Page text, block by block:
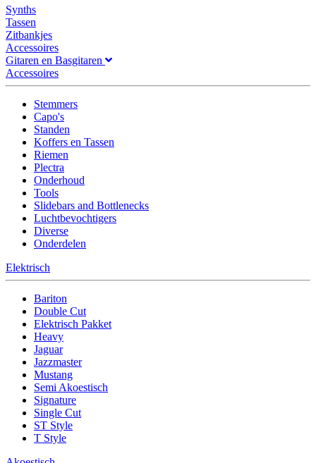
Synths
Tassen
Zitbankjes
Accessoires
Gitaren en Basgitaren
Accessoires
Stemmers
Capo's
Standen
Koffers en Tassen
Riemen
Plectra
Onderhoud
Tools
Slidebars and Bottlenecks
Luchtbevochtigers
Diverse
Onderdelen
Elektrisch
Bariton
Double Cut
Elektrisch Pakket
Heavy
Jaguar
Jazzmaster
Mustang
Semi Akoestisch
Signature
Single Cut
ST Style
T Style